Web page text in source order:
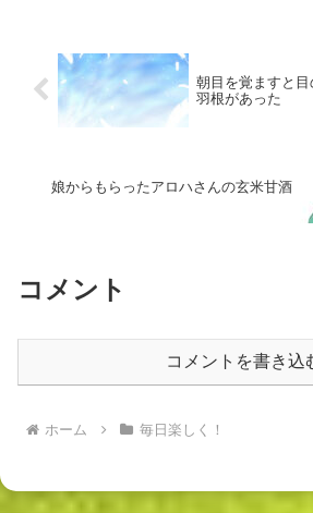
朝目を覚ますと
羽根があった
娘からもらったアロハさんの玄米甘酒
コメント
コメントを書き込
ホーム 毎日楽しく！